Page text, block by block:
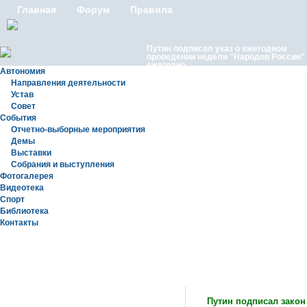
Главная Форум Правила
Автономия
Направления деятельности
Устав
Совет
События
Отчетно-выборные мероприятия
Демы
Выставки
Собрания и выступления
Фотогалерея
Видеотека
Спорт
Библиотека
Контакты
Путин подписал указ о ежегодном
проведении недели "Народов России"
ежегодно
Путин подписал